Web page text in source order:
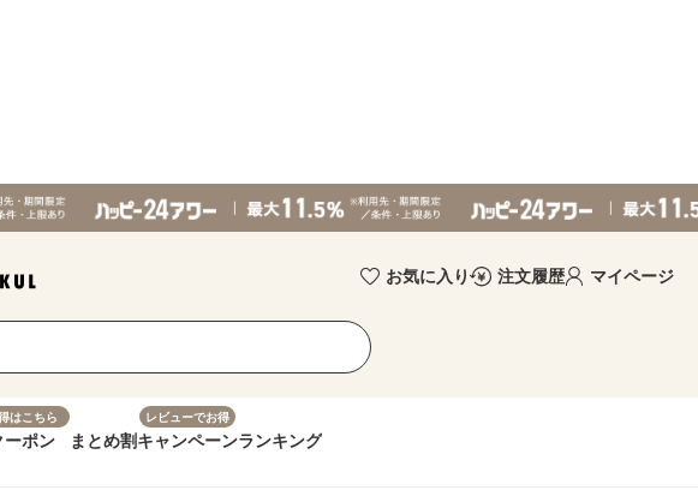
お気に入り 注文履歴 マイページ
はこちら
ーポン まとめ割
レビューでお得
キャンペーンランキング